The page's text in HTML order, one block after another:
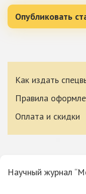
Опубликовать
Как издать
Правила
Оплата и скидки
Научный журнал